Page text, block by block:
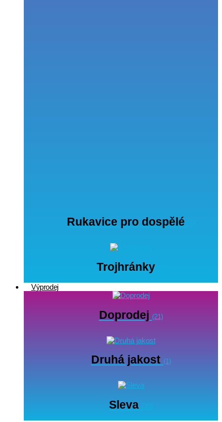
Rukavice pro dospělé
Trojhránky
Výprodej
Doprodej (21)
Druhá jakost (1)
Sleva